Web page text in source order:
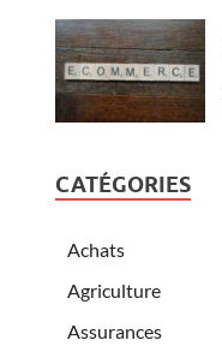
CATÉGORIES
Achats
Agriculture
Assurances